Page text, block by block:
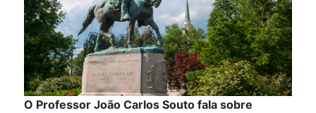
O Professor João Carlos Souto fala sobre